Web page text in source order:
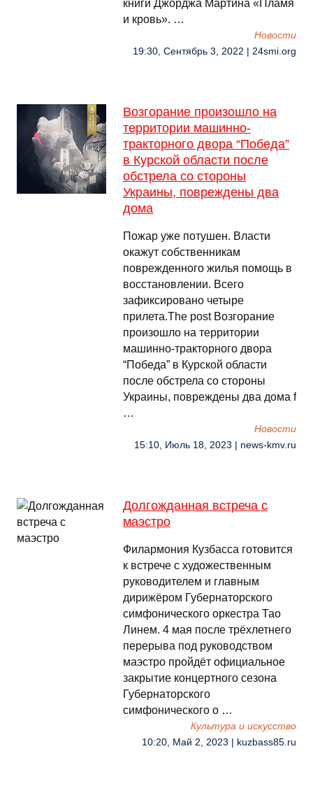
книги Джорджа Мартина «Пламя
и кровь». …
Новости
19:30, Сентябрь 3, 2022 | 24smi.org
Возгорание произошло на
территории машинно-
тракторного двора “Победа”
в Курской области после
обстрела со стороны
Украины, повреждены два
дома
Пожар уже потушен. Власти
окажут собственникам
поврежденного жилья помощь в
восстановлении. Всего
зафиксировано четыре
прилета.The post Возгорание
произошло на территории
машинно-тракторного двора
“Победа” в Курской области
после обстрела со стороны
Украины, повреждены два дома f
…
Новости
15:10, Июль 18, 2023 | news-kmv.ru
Долгожданная встреча с
маэстро
Филармония Кузбасса готовится
к встрече с художественным
руководителем и главным
дирижёром Губернаторского
симфонического оркестра Тао
Линем. 4 мая после трёхлетнего
перерыва под руководством
маэстро пройдёт официальное
закрытие концертного сезона
Губернаторского
симфонического о …
Культура и искусство
10:20, Май 2, 2023 | kuzbass85.ru